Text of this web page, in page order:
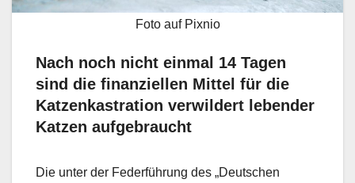
Foto auf Pixnio
Nach noch nicht einmal 14 Tagen
sind die finanziellen Mittel für die
Katzenkastration verwildert lebender
Katzen aufgebraucht
Die unter der Federführung des „Deutschen